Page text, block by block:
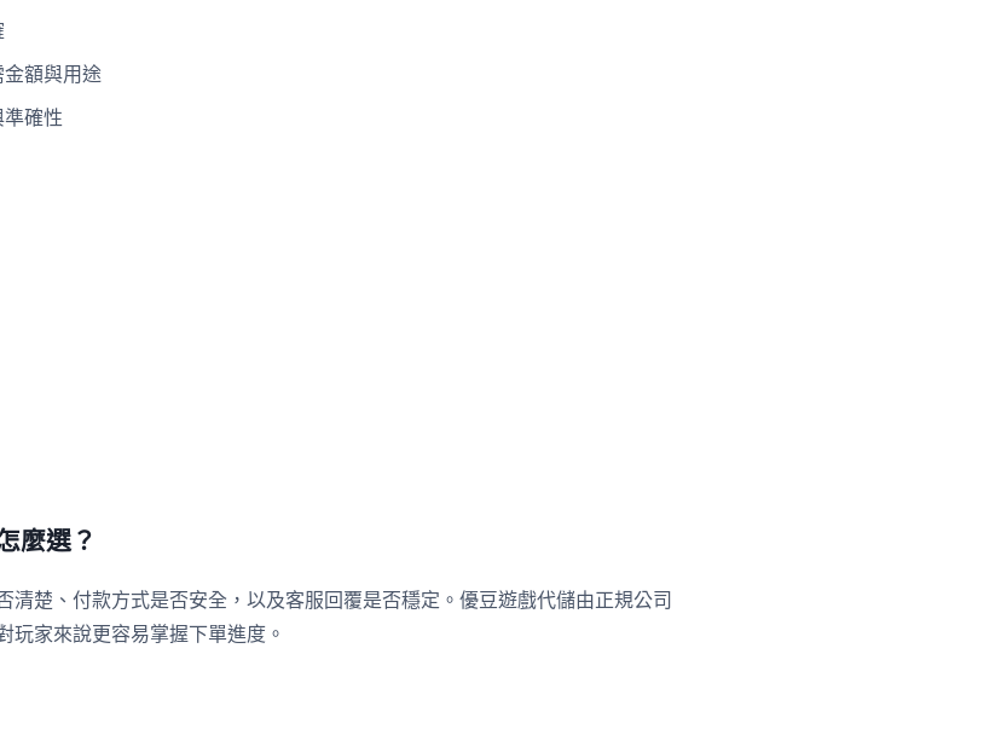
額與用途
確性
麼選？
清楚、付款方式是否安全，以及客服回覆是否穩定。優豆遊戲代儲由正規公司
玩家來說更容易掌握下單進度。